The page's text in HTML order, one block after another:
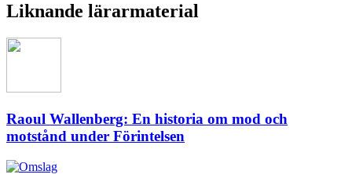
Liknande lärarmaterial
Raoul Wallenberg: En historia om mod och
motstånd under Förintelsen